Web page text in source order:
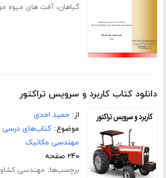
گیاهان،آفت های میوه
دانلود کتاب کاربرد و سرویس تراکتور
از:حمید احدی
موضوع:کتاب‌های درسی
مهندسی مکانیک
۲۴۰ صفحه
برچسب‌ها: مهندسی